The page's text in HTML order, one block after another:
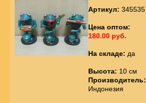
Артикул: 345535
Цена оптом:
180.00 руб.
На складе: да
Высота: 10 см
Производитель:
Индонезия